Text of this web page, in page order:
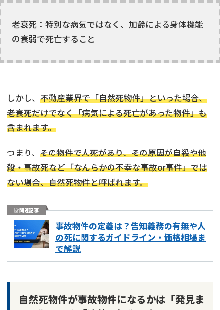
老衰死：特別な病気ではなく、加齢による身体機能
の衰弱で死亡すること
しかし、 不動産業界で「自然死物件」といった場合、
老衰死だけでなく「病気による死亡があった物件」も
含まれます。
つまり、 その物件で人死があり、その原因が自殺や他
殺・事故死など「なんらかの不幸な事故or事件」では
ない場合、自然死物件と呼ばれます。
関連記事
事故物件の定義は？告知義務の有無や人
の死に関するガイドライン・価格相場ま
で解説
自然死物件が事故物件になるかは「発見ま